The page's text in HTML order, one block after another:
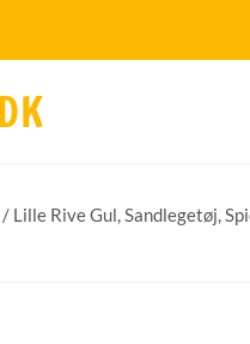
/ Lille Rive Gul, Sandlegetøj,